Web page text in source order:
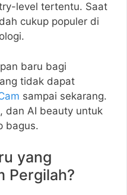
level tertentu. Saat
cukup populer di
baru bagi
tidak dapat
sampai sekarang.
dan AI beauty untuk
bagus.
yang
Pergilah?